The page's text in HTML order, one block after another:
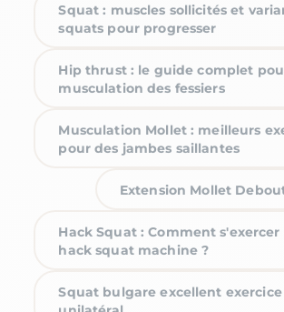
Squat : muscles sollicités et
squats pour progresser
Hip thrust : le guide complet
musculation des fessiers
Musculation Mollet : meilleurs
pour des jambes saillantes
Extension Mollet
Hack Squat : Comment s'exercer
hack squat machine ?
Squat bulgare excellent exercice